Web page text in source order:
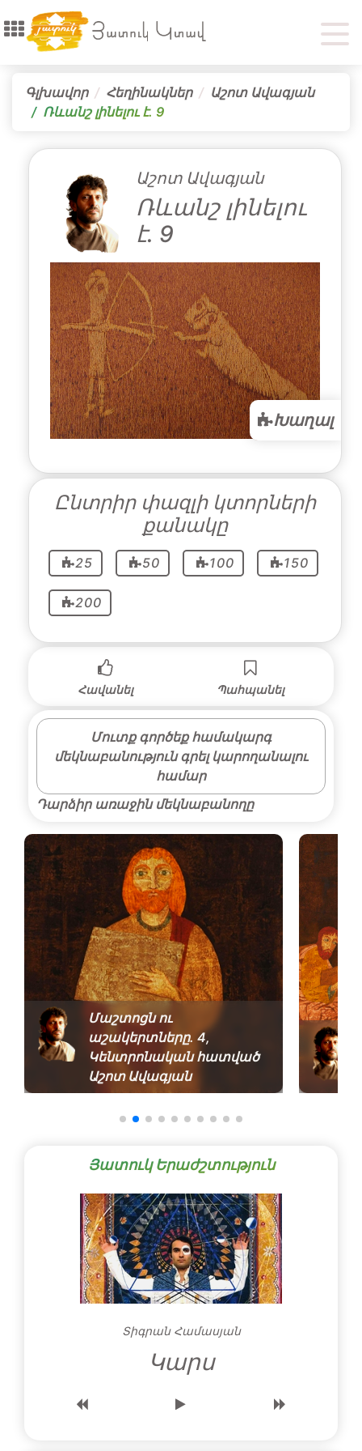
Գլխավոր Հեղինակներ
Աշոտ Ավագյան
Ռևանշ լինելու է․ 9
Աշոտ Ավագյան
Ռևանշ լինելու
է․ 9
Խաղալ
Ընտրիր փազլի կտորների
քանակը
25 50 100 150
200
Հավանել Պահպանել
Մուտք գործեք համակարգ
մեկնաբանություն գրել կարողանալու
համար
Դարձիր առաջին մեկնաբանողը
Մաշտոցն ու
աշակերտները․ 4,
Կենտրոնական հատված
Աշոտ Ավագյան
Յատուկ Երաժշտություն
Տիգրան Համասյան
Կարս